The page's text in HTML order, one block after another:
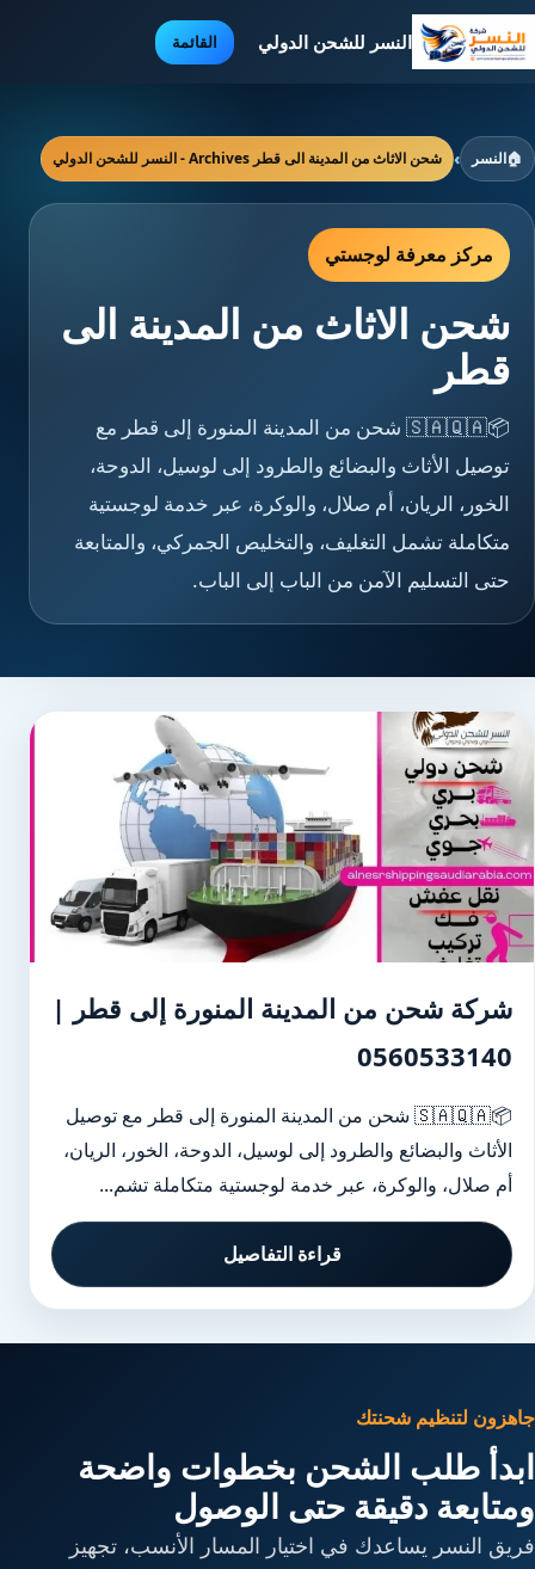
النسر للشحن الدولي القائمة
🏠النسر › شحن الاثاث من المدينة الى قطر Archives - النسر للشحن الدولي
مركز معرفة لوجستي
شحن الاثاث من المدينة الى
قطر
📦🇸🇦🇶🇦 شحن من المدينة المنورة إلى قطر مع
توصيل الأثاث والبضائع والطرود إلى لوسيل، الدوحة،
الخور، الريان، أم صلال، والوكرة، عبر خدمة لوجستية
متكاملة تشمل التغليف، والتخليص الجمركي، والمتابعة
حتى التسليم الآمن من الباب إلى الباب.
شركة شحن من المدينة المنورة إلى قطر |
0560533140
📦🇸🇦🇶🇦 شحن من المدينة المنورة إلى قطر مع توصيل
الأثاث والبضائع والطرود إلى لوسيل، الدوحة، الخور، الريان،
أم صلال، والوكرة، عبر خدمة لوجستية متكاملة تشم...
قراءة التفاصيل
جاهزون لتنظيم شحنتك
ابدأ طلب الشحن بخطوات واضحة
ومتابعة دقيقة حتى الوصول
فريق النسر يساعدك في اختيار المسار الأنسب، تجهيز